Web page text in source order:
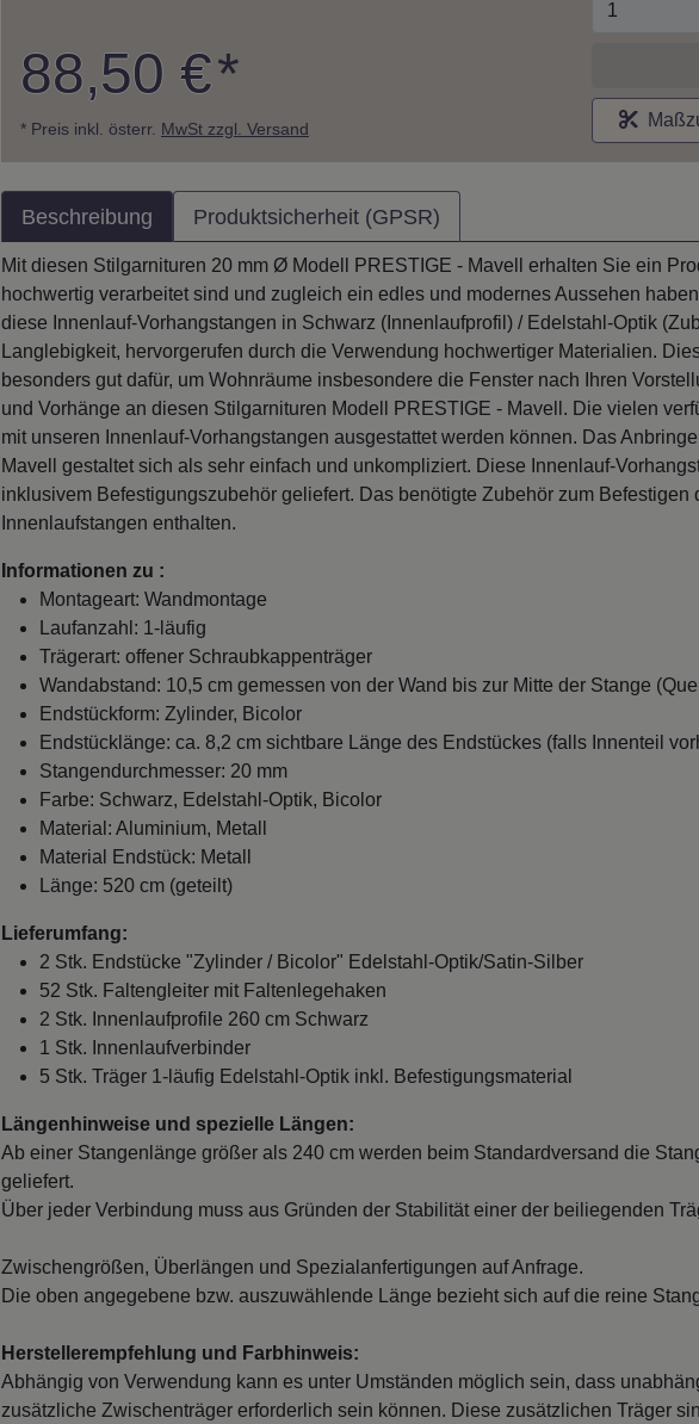
88,50 €*
* Preis inkl. österr. MwSt zzgl. Versand
Beschreibung Produktsicherheit (GPSR)
Mit diesen Stilgarnituren 20 mm Ø Modell PRESTIGE - Mavell erhalten Sie ein
hochwertig verarbeitet sind und zugleich ein edles und modernes Aussehen
diese Innenlauf-Vorhangstangen in Schwarz (Innenlaufprofil) / Edelstahl-Optik
Langlebigkeit, hervorgerufen durch die Verwendung hochwertiger Materialien.
besonders gut dafür, um Wohnräume insbesondere die Fenster nach Ihren
und Vorhänge an diesen Stilgarnituren Modell PRESTIGE - Mavell. Die vielen
mit unseren Innenlauf-Vorhangstangen ausgestattet werden können. Das
Mavell gestaltet sich als sehr einfach und unkompliziert. Diese Innenlauf-
inklusivem Befestigungszubehör geliefert. Das benötigte Zubehör zum
Innenlaufstangen enthalten.
Informationen zu :
Montageart: Wandmontage
Laufanzahl: 1-läufig
Trägerart: offener Schraubkappenträger
Wandabstand: 10,5 cm gemessen von der Wand bis zur Mitte der Stange
Endstückform: Zylinder, Bicolor
Endstücklänge: ca. 8,2 cm sichtbare Länge des Endstückes (falls Innenteil
Stangendurchmesser: 20 mm
Farbe: Schwarz, Edelstahl-Optik, Bicolor
Material: Aluminium, Metall
Material Endstück: Metall
Länge: 520 cm (geteilt)
Lieferumfang:
2 Stk. Endstücke "Zylinder / Bicolor" Edelstahl-Optik/Satin-Silber
52 Stk. Faltengleiter mit Faltenlegehaken
2 Stk. Innenlaufprofile 260 cm Schwarz
1 Stk. Innenlaufverbinder
5 Stk. Träger 1-läufig Edelstahl-Optik inkl. Befestigungsmaterial
Längenhinweise und spezielle Längen:
Ab einer Stangenlänge größer als 240 cm werden beim Standardversand die
geliefert.
Über jeder Verbindung muss aus Gründen der Stabilität einer der beiliegenden
Zwischengrößen, Überlängen und Spezialanfertigungen auf Anfrage.
Die oben angegebene bzw. auszuwählende Länge bezieht sich auf die reine
Herstellerempfehlung und Farbhinweis:
Abhängig von Verwendung kann es unter Umständen möglich sein, dass
zusätzliche Zwischenträger erforderlich sein können. Diese zusätzlichen Träger